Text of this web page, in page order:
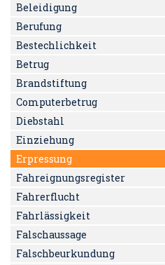
Beleidigung
Berufung
Bestechlichkeit
Betrug
Brandstiftung
Computerbetrug
Diebstahl
Einziehung
Erpressung
Fahreignungsregister
Fahrerflucht
Fahrlässigkeit
Falschaussage
Falschbeurkundung